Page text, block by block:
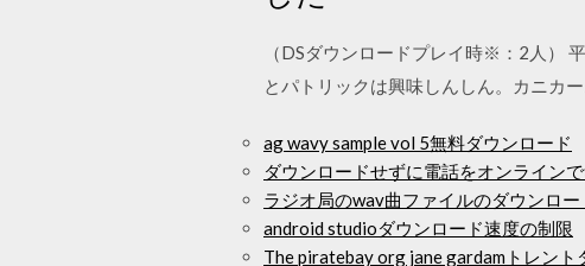
（DSダウンロードプレイ時※：2人）
とパトリックは興味しんしん。カニカ
ag wavy sample vol 5無料ダウンロード
ダウンロードせずに電話をオンライン
ラジオ局のwav曲ファイルのダウンロー
android studioダウンロード速度の制限
The piratebay org jane gardamトレント